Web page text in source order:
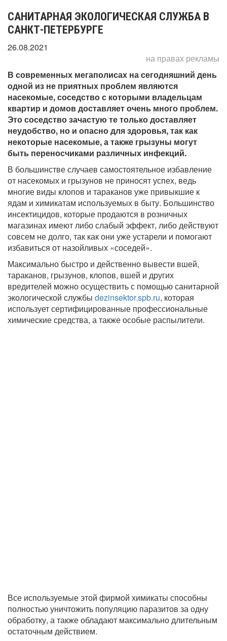
САНИТАРНАЯ ЭКОЛОГИЧЕСКАЯ СЛУЖБА В
САНКТ-ПЕТЕРБУРГЕ
26.08.2021
на правах рекламы
В современных мегаполисах на сегодняшний день
одной из не приятных проблем являются
насекомые, соседство с которыми владельцам
квартир и домов доставляет очень много проблем.
Это соседство зачастую те только доставляет
неудобство, но и опасно для здоровья, так как
некоторые насекомые, а также грызуны могут
быть переносчиками различных инфекций.
В большинстве случаев самостоятельное избавление
от насекомых и грызунов не приносят успех, ведь
многие виды клопов и тараканов уже привыкшие к
ядам и химикатам используемых в быту. Большинство
инсектицидов, которые продаются в розничных
магазинах имеют либо слабый эффект, либо действуют
совсем не долго, так как они уже устарели и помогают
избавиться от назойливых «соседей».
Максимально быстро и действенно вывести вшей,
тараканов, грызунов, клопов, вшей и других
вредителей можно осуществить с помощью санитарной
экологической службы dezinsektor.spb.ru, которая
использует сертифицированные профессиональные
химические средства, а также особые распылители.
Все используемые этой фирмой химикаты способны
полностью уничтожить популяцию паразитов за одну
обработку, а также обладают максимально длительным
остаточным действием.